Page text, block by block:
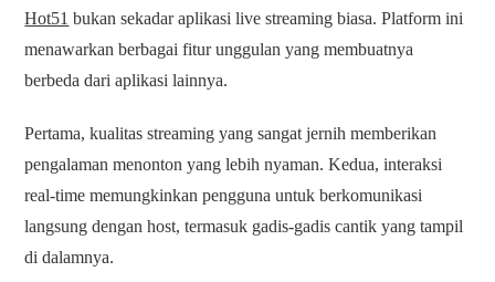
Hot51 bukan sekadar aplikasi live streaming biasa. Platform ini
menawarkan berbagai fitur unggulan yang membuatnya
berbeda dari aplikasi lainnya.
Pertama, kualitas streaming yang sangat jernih memberikan
pengalaman menonton yang lebih nyaman. Kedua, interaksi
real-time memungkinkan pengguna untuk berkomunikasi
langsung dengan host, termasuk gadis-gadis cantik yang tampil
di dalamnya.